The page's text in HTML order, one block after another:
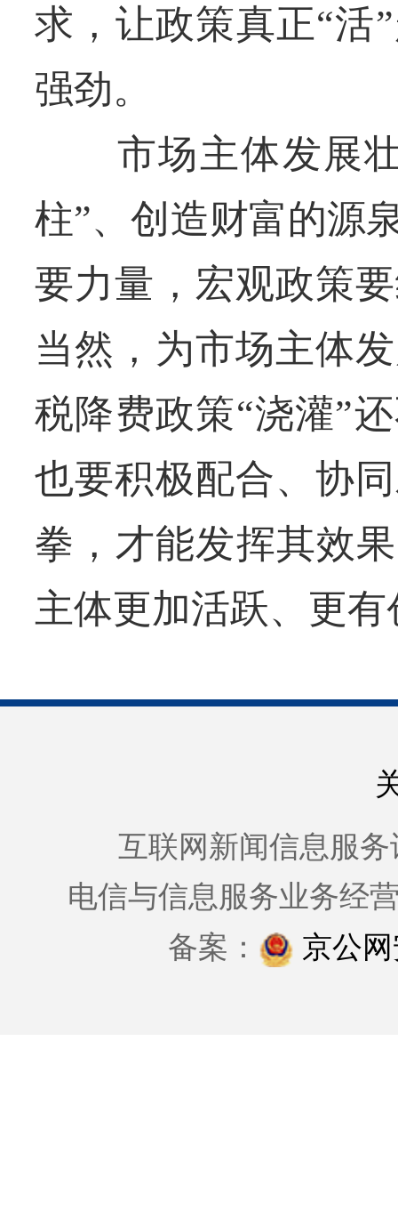
求，让政策真正“活
强劲。
市场主体发展壮
柱”、创造财富的源
要力量，宏观政策
当然，为市场主体
税降费政策“浇灌”
也要积极配合、协
拳，才能发挥其效
主体更加活跃、更
互联网新闻信息服务
电信与信息服务业务经
备案：
京公网